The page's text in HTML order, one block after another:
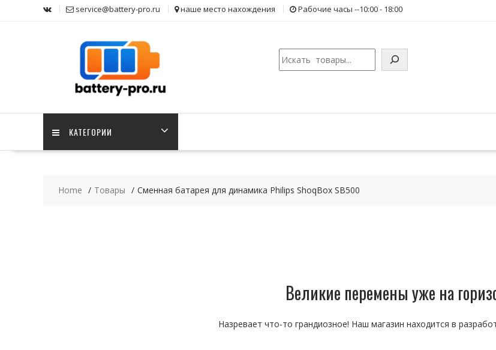
service@battery-pro.ru наше место нахождения Рабочие часы --10:00 - 18:00
Поиск
КАТЕГОРИИ
Home Товары Сменная батарея для динамика Philips ShoqBox SB500
Великие перемены уже на
Назревает что-то грандиозное! Наш магазин находится в